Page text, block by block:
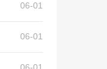
06-01
06-01